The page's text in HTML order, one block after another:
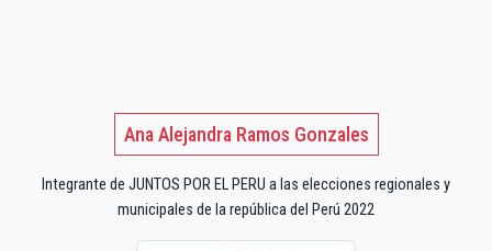
Ana Alejandra Ramos Gonzales
Integrante de JUNTOS POR EL PERU a las elecciones regionales y
municipales de la república del Perú 2022